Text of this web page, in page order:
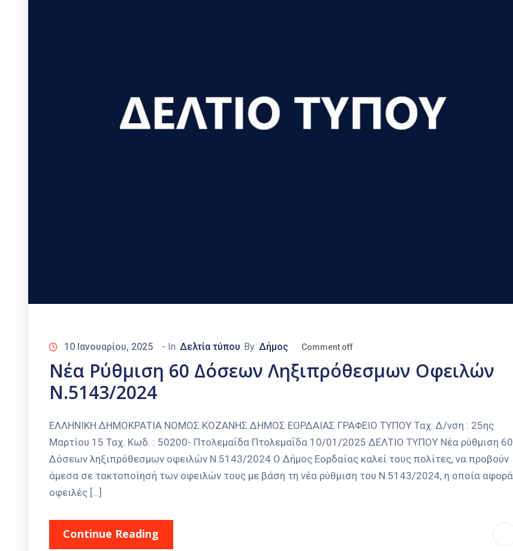
10 Ιανουαρίου, 2025 - In Δελτία τύπου By Δήμος Comment off
Νέα Ρύθμιση 60 Δόσεων Ληξιπρόθεσμων Οφειλών
Ν.5143/2024
ΕΛΛΗΝΙΚΗ ΔΗΜΟΚΡΑΤΙΑ ΝΟΜΟΣ ΚΟΖΑΝΗΣ ΔΗΜΟΣ ΕΟΡΔΑΙΑΣ ΓΡΑΦΕΙΟ ΤΥΠΟΥ Ταχ. Δ/νση : 25ης
Μαρτίου 15 Ταχ. Κωδ. : 50200- Πτολεμαΐδα Πτολεμαΐδα 10/01/2025 ΔΕΛΤΙΟ ΤΥΠΟΥ Νέα ρύθμιση 60
Δόσεων ληξιπρόθεσμων οφειλών Ν.5143/2024 Ο Δήμος Εορδαίας καλεί τους πολίτες, να προβούν
άμεσα σε τακτοποίησή των οφειλών τους με βάση τη νέα ρύθμιση του Ν.5143/2024, η οποία αφορά
οφειλές […]
Continue Reading